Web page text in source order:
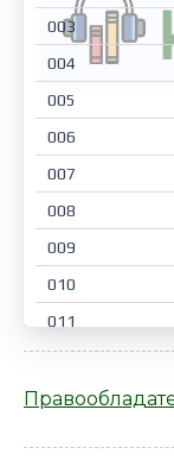
003
004
005
006
007
008
009
010
011
012
013